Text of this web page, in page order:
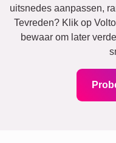
uitsnedes aanpassen,
Tevreden? Klik op
bewaar om later